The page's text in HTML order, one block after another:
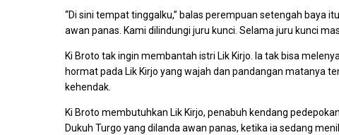
“Di sini tempat tinggalku,” balas perempuan setengah baya
awan panas. Kami dilindungi juru kunci. Selama juru kunci
Ki Broto tak ingin membantah istri Lik Kirjo. Ia tak bisa
hormat pada Lik Kirjo yang wajah dan pandangan matanya
kehendak.
Ki Broto membutuhkan Lik Kirjo, penabuh kendang
Dukuh Turgo yang dilanda awan panas, ketika ia sedang